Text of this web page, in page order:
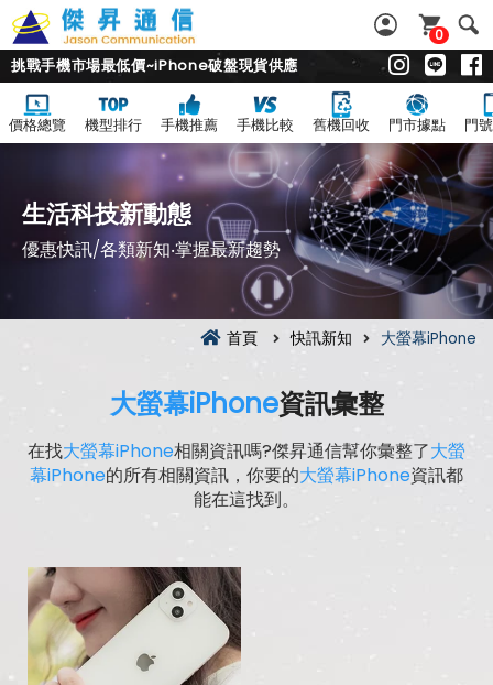
0
挑戰手機市場最低價~iPhone破盤現貨供應
價格總覽 機型排行 手機推薦 手機比較 舊機回收 門市據點 門
生活科技新動態
優惠快訊/各類新知‧掌握最新趨勢
首頁 快訊新知 大螢幕iPhone
大螢幕iPhone資訊彙整
在找大螢幕iPhone相關資訊嗎?傑昇通信幫你彙整了大螢
幕iPhone的所有相關資訊，你要的大螢幕iPhone資訊都
能在這找到。